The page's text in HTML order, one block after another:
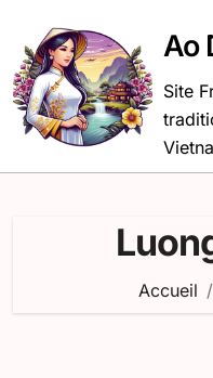
contenu
Ao
Site
Accueil